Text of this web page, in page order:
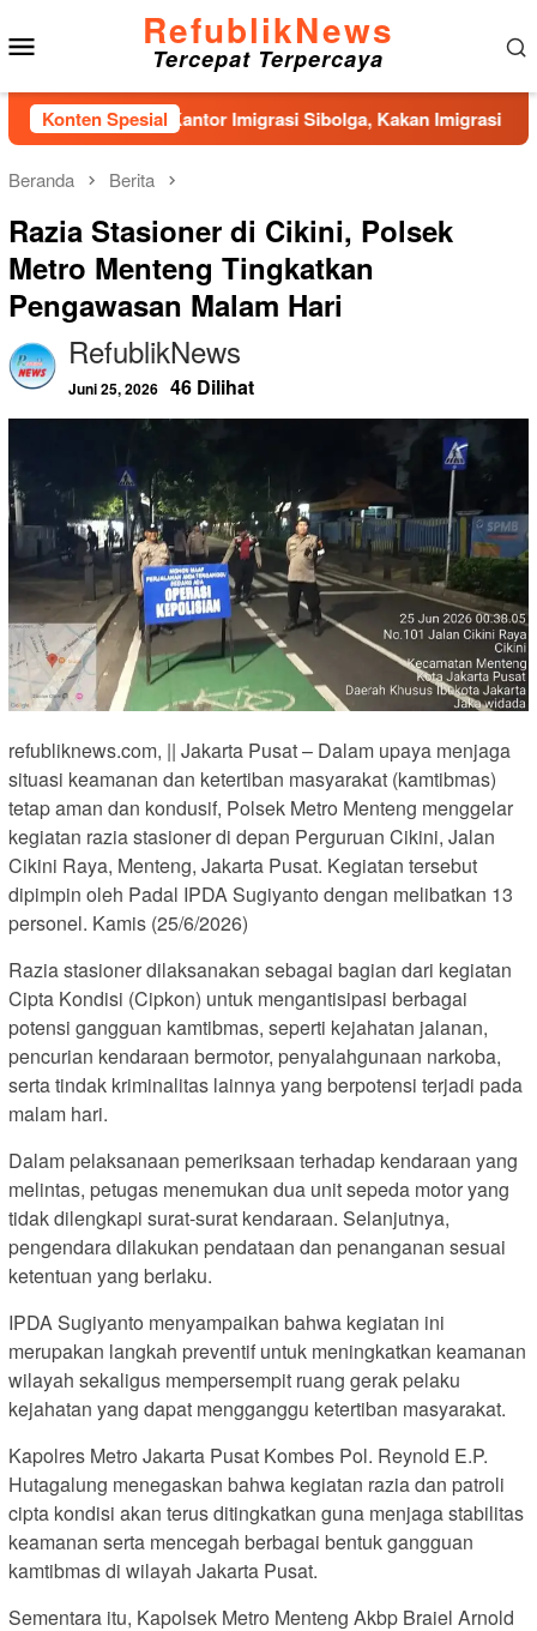
ke
konten
RefublikNews
Tercepat Terpercaya
Konten Spesial
Kantor Imigrasi Sibolga, Kakan Imigrasi Kelas II
Beranda Berita
Razia Stasioner di Cikini, Polsek
Metro Menteng Tingkatkan
Pengawasan Malam Hari
RefublikNews
Juni 25, 2026 46 Dilihat
refubliknews.com, || Jakarta Pusat – Dalam upaya menjaga
situasi keamanan dan ketertiban masyarakat (kamtibmas)
tetap aman dan kondusif, Polsek Metro Menteng menggelar
kegiatan razia stasioner di depan Perguruan Cikini, Jalan
Cikini Raya, Menteng, Jakarta Pusat. Kegiatan tersebut
dipimpin oleh Padal IPDA Sugiyanto dengan melibatkan 13
personel. Kamis (25/6/2026)
Razia stasioner dilaksanakan sebagai bagian dari kegiatan
Cipta Kondisi (Cipkon) untuk mengantisipasi berbagai
potensi gangguan kamtibmas, seperti kejahatan jalanan,
pencurian kendaraan bermotor, penyalahgunaan narkoba,
serta tindak kriminalitas lainnya yang berpotensi terjadi pada
malam hari.
Dalam pelaksanaan pemeriksaan terhadap kendaraan yang
melintas, petugas menemukan dua unit sepeda motor yang
tidak dilengkapi surat-surat kendaraan. Selanjutnya,
pengendara dilakukan pendataan dan penanganan sesuai
ketentuan yang berlaku.
IPDA Sugiyanto menyampaikan bahwa kegiatan ini
merupakan langkah preventif untuk meningkatkan keamanan
wilayah sekaligus mempersempit ruang gerak pelaku
kejahatan yang dapat mengganggu ketertiban masyarakat.
Kapolres Metro Jakarta Pusat Kombes Pol. Reynold E.P.
Hutagalung menegaskan bahwa kegiatan razia dan patroli
cipta kondisi akan terus ditingkatkan guna menjaga stabilitas
keamanan serta mencegah berbagai bentuk gangguan
kamtibmas di wilayah Jakarta Pusat.
Sementara itu, Kapolsek Metro Menteng Akbp Braiel Arnold